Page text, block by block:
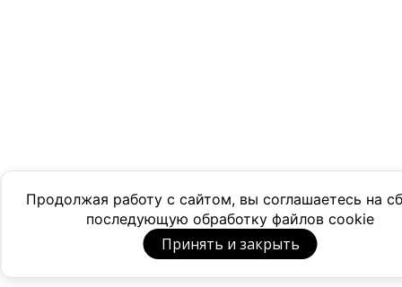
Продолжая работу с сайтом, вы соглашаетесь на
последующую обработку файлов cookie
Принять и закрыть